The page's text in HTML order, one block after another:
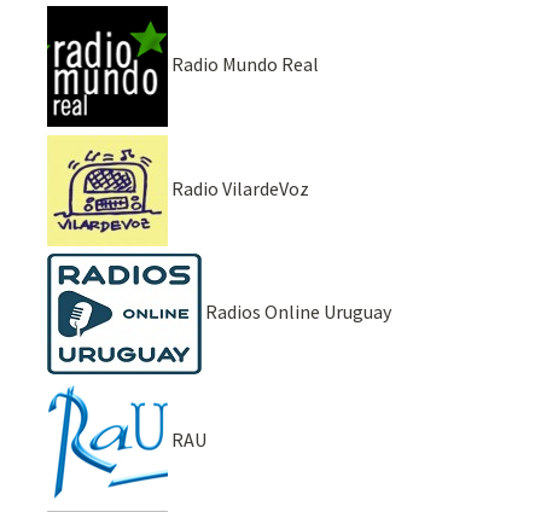
Radio Mundo Real
Radio VilardeVoz
Radios Online Uruguay
RAU